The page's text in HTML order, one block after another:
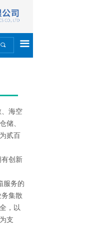
끠 끀
海空
储、
贰百
创新
务的
集散
，以
支